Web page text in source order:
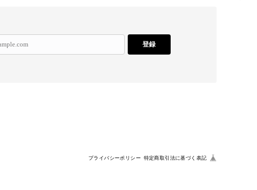
登録
プライバシーポリシー 特定商取引法に基づく表記